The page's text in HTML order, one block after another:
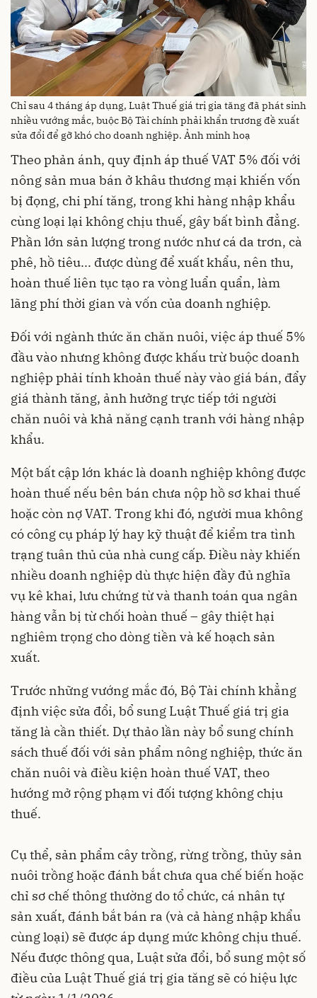
Chỉ sau 4 tháng áp dụng, Luật Thuế giá trị gia tăng đã phát sinh
nhiều vướng mắc, buộc Bộ Tài chính phải khẩn trương đề xuất
sửa đổi để gỡ khó cho doanh nghiệp. Ảnh minh hoạ
Theo phản ánh, quy định áp thuế VAT 5% đối với
nông sản mua bán ở khâu thương mại khiến vốn
bị đọng, chi phí tăng, trong khi hàng nhập khẩu
cùng loại lại không chịu thuế, gây bất bình đẳng.
Phần lớn sản lượng trong nước như cá da trơn, cà
phê, hồ tiêu... được dùng để xuất khẩu, nên thu,
hoàn thuế liên tục tạo ra vòng luẩn quẩn, làm
lãng phí thời gian và vốn của doanh nghiệp.
Đối với ngành thức ăn chăn nuôi, việc áp thuế 5%
đầu vào nhưng không được khấu trừ buộc doanh
nghiệp phải tính khoản thuế này vào giá bán, đẩy
giá thành tăng, ảnh hưởng trực tiếp tới người
chăn nuôi và khả năng cạnh tranh với hàng nhập
khẩu.
Một bất cập lớn khác là doanh nghiệp không được
hoàn thuế nếu bên bán chưa nộp hồ sơ khai thuế
hoặc còn nợ VAT. Trong khi đó, người mua không
có công cụ pháp lý hay kỹ thuật để kiểm tra tình
trạng tuân thủ của nhà cung cấp. Điều này khiến
nhiều doanh nghiệp dù thực hiện đầy đủ nghĩa
vụ kê khai, lưu chứng từ và thanh toán qua ngân
hàng vẫn bị từ chối hoàn thuế – gây thiệt hại
nghiêm trọng cho dòng tiền và kế hoạch sản
xuất.
Trước những vướng mắc đó, Bộ Tài chính khẳng
định việc sửa đổi, bổ sung Luật Thuế giá trị gia
tăng là cần thiết. Dự thảo lần này bổ sung chính
sách thuế đối với sản phẩm nông nghiệp, thức ăn
chăn nuôi và điều kiện hoàn thuế VAT, theo
hướng mở rộng phạm vi đối tượng không chịu
thuế.
Cụ thể, sản phẩm cây trồng, rừng trồng, thủy sản
nuôi trồng hoặc đánh bắt chưa qua chế biến hoặc
chỉ sơ chế thông thường do tổ chức, cá nhân tự
sản xuất, đánh bắt bán ra (và cả hàng nhập khẩu
cùng loại) sẽ được áp dụng mức không chịu thuế.
Nếu được thông qua, Luật sửa đổi, bổ sung một số
điều của Luật Thuế giá trị gia tăng sẽ có hiệu lực